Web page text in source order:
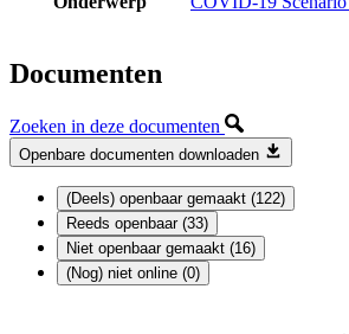
Documenten
Zoeken in deze documenten
Openbare documenten downloaden
(Deels) openbaar gemaakt (122)
Reeds openbaar (33)
Niet openbaar gemaakt (16)
(Nog) niet online (0)